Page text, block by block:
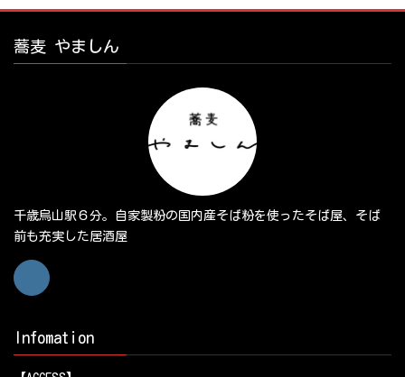
蕎麦 やましん
千歳烏山駅６分。自家製粉の国内産そば粉を使ったそば屋、そば
前も充実した居酒屋
Infomation